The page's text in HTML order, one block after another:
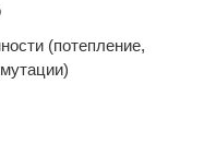
(потепление,